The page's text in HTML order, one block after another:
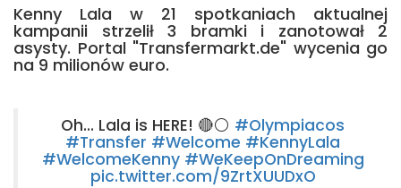
Kenny Lala w 21 spotkaniach aktualnej
kampanii strzelił 3 bramki i zanotował 2
asysty. Portal "Transfermarkt.de" wycenia go
na 9 milionów euro.
Oh... Lala is HERE! 🔴⚪ #Olympiacos
#Transfer #Welcome #KennyLala
#WelcomeKenny #WeKeepOnDreaming
pic.twitter.com/9ZrtXUUDxO